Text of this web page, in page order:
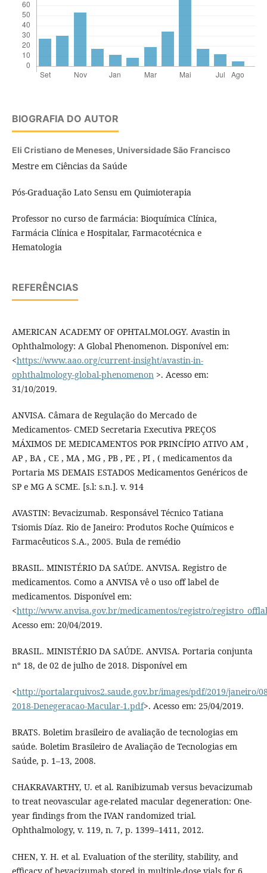
BIOGRAFIA DO AUTOR
Eli Cristiano de Meneses, Universidade São Francisco
Mestre em Ciências da Saúde
Pós-Graduação Lato Sensu em Quimioterapia
Professor no curso de farmácia: Bioquímica Clínica,
Farmácia Clínica e Hospitalar, Farmacotécnica e
Hematologia
REFERÊNCIAS
AMERICAN ACADEMY OF OPHTALMOLOGY. Avastin in
Ophthalmology: A Global Phenomenon. Disponível em:
<https://www.aao.org/current-insight/avastin-in-
ophthalmology-global-phenomenon>. Acesso em:
31/10/2019.
ANVISA. Câmara de Regulação do Mercado de
Medicamentos- CMED Secretaria Executiva PREÇOS
MÁXIMOS DE MEDICAMENTOS POR PRINCÍPIO ATIVO AM ,
AP , BA , CE , MA , MG , PB , PE , PI , ( medicamentos da
Portaria MS DEMAIS ESTADOS Medicamentos Genéricos de
SP e MG A SCME. [s.l: s.n.]. v. 914
AVASTIN: Bevacizumab. Responsável Técnico Tatiana
Tsiomis Díaz. Rio de Janeiro: Produtos Roche Químicos e
Farmacêuticos S.A., 2005. Bula de remédio
BRASIL. MINISTÉRIO DA SAÚDE. ANVISA. Registro de
medicamentos. Como a ANVISA vê o uso off label de
medicamentos. Disponível em:
<http://www.anvisa.gov.br/medicamentos/registro/
Acesso em: 20/04/2019.
BRASIL. MINISTÉRIO DA SAÚDE. ANVISA. Portaria conjunta
nº 18, de 02 de julho de 2018. Disponível em
<http://portalarquivos2.saude.gov.br/images/pdf/2019/janeiro/
2018-Denegeracao-Macular-1.pdf>. Acesso em: 25/04/2019.
BRATS. Boletim brasileiro de avaliação de tecnologias em
saúde. Boletim Brasileiro de Avaliação de Tecnologias em
Saúde, p. 1–13, 2008.
CHAKRAVARTHY, U. et al. Ranibizumab versus bevacizumab
to treat neovascular age-related macular degeneration: One-
year findings from the IVAN randomized trial.
Ophthalmology, v. 119, n. 7, p. 1399–1411, 2012.
CHEN, Y. H. et al. Evaluation of the sterility, stability, and
efficacy of bevacizumab stored in multiple-dose vials for 6